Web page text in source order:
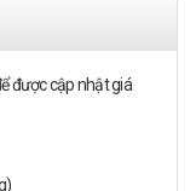
được cập nhật giá